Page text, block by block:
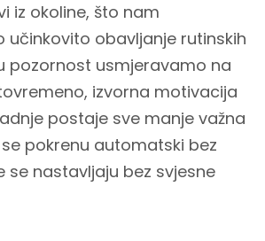
iz okoline, što nam
učinkovito obavljanje rutinskih
pozornost usmjeravamo na
izvorna motivacija
postaje sve manje važna
pokrenu automatski bez
se nastavljaju bez svjesne